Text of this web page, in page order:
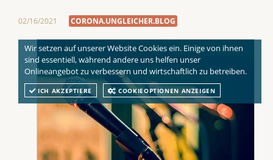
Wir setzen auf unserer Website Cookies ein. Einige von ihnen
sind essentiell, während andere uns helfen unser
Onlineangebot zu verbessern und wirtschaftlich zu betreiben.
ICH AKZEPTIERE COOKIEOPTIONEN ANZEIGEN
02/16/2021 CORONA.UNGLEICHER.BLOG